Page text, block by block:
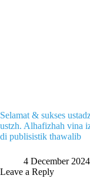
Selamat & sukses
ustzh. Alhafizhah vina
di publisistik thawalib
4 December 2024
Leave a Reply